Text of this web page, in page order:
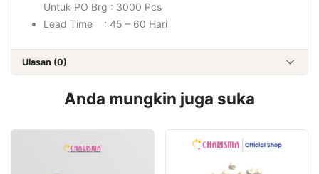
Untuk PO Brg : 3000 Pcs
Lead Time : 45 – 60 Hari
Ulasan (0)
Anda mungkin juga suka